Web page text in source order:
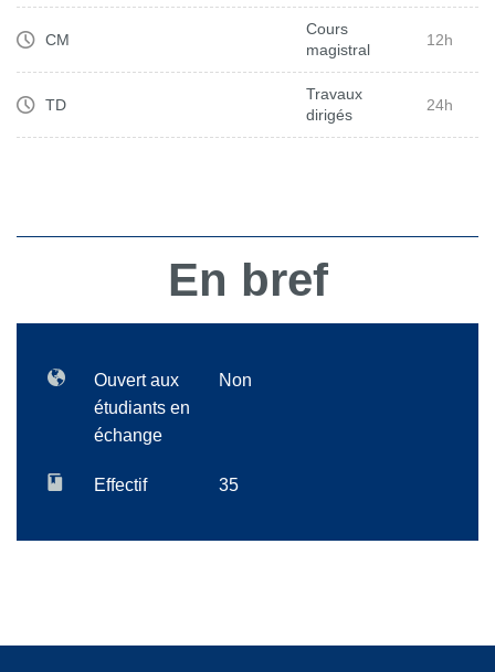
CM
Cours
magistral
12h
TD
Travaux
dirigés
24h
En bref
Ouvert aux
étudiants en
échange
Non
Effectif 35